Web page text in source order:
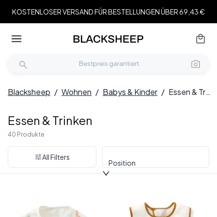
KOSTENLOSER VERSAND FÜR BESTELLUNGEN ÜBER 69,43 €
Blacksheep / Wohnen / Babys & Kinder / Essen & Trinken
Essen & Trinken
40 Produkte
All Filters
Position